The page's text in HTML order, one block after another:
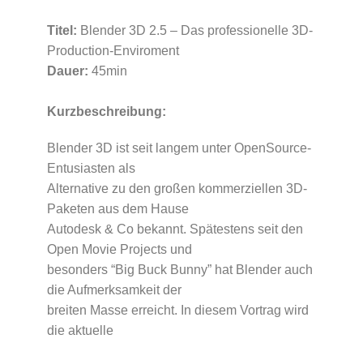
Titel: Blender 3D 2.5 – Das professionelle 3D-
Production-Enviroment
Dauer: 45min
Kurzbeschreibung:
Blender 3D ist seit langem unter OpenSource-
Entusiasten als
Alternative zu den großen kommerziellen 3D-
Paketen aus dem Hause
Autodesk & Co bekannt. Spätestens seit den
Open Movie Projects und
besonders “Big Buck Bunny” hat Blender auch
die Aufmerksamkeit der
breiten Masse erreicht. In diesem Vortrag wird
die aktuelle